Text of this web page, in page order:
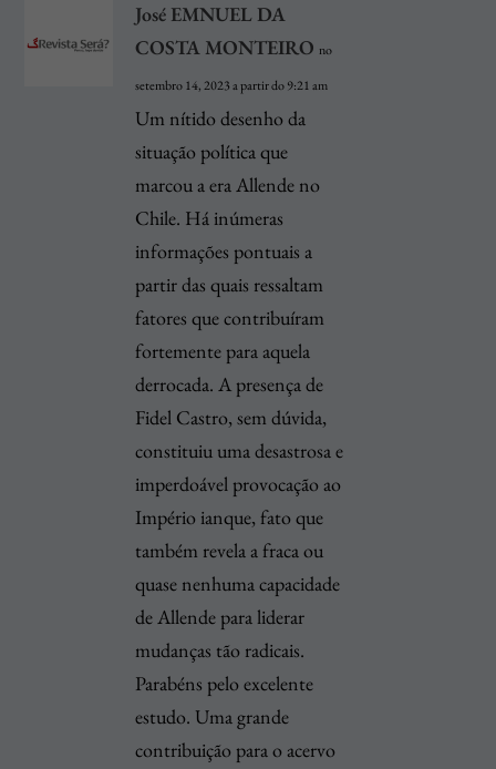
José EMNUEL DA
COSTA MONTEIRO no
setembro 14, 2023 a partir do 9:21 am
Um nítido desenho da
situação política que
marcou a era Allende no
Chile. Há inúmeras
informações pontuais a
partir das quais ressaltam
fatores que contribuíram
fortemente para aquela
derrocada. A presença de
Fidel Castro, sem dúvida,
constituiu uma desastrosa e
imperdoável provocação ao
Império ianque, fato que
também revela a fraca ou
quase nenhuma capacidade
de Allende para liderar
mudanças tão radicais.
Parabéns pelo excelente
estudo. Uma grande
contribuição para o acervo